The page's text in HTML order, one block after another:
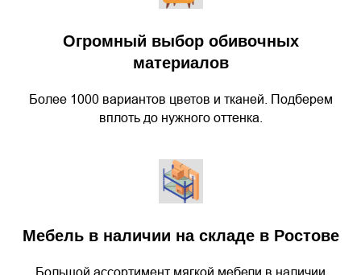
Огромный выбор обивочных
материалов
Более 1000 вариантов цветов и тканей. Подберем
вплоть до нужного оттенка.
Мебель в наличии на складе в Ростове
Большой ассортимент мягкой мебели в наличии